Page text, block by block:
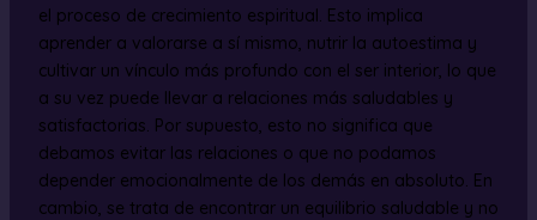
el proceso de crecimiento espiritual. Esto implica
aprender a valorarse a sí mismo, nutrir la autoestima y
cultivar un vínculo más profundo con el ser interior, lo que
a su vez puede llevar a relaciones más saludables y
satisfactorias. Por supuesto, esto no significa que
debamos evitar las relaciones o que no podamos
depender emocionalmente de los demás en absoluto. En
cambio, se trata de encontrar un equilibrio saludable y no